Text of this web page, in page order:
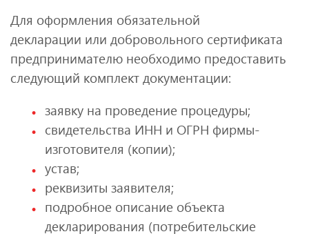
Для оформления обязательной
декларации или добровольного сертификата
предпринимателю необходимо предоставить
следующий комплект документации:
заявку на проведение процедуры;
свидетельства ИНН и ОГРН фирмы-
изготовителя (копии);
устав;
реквизиты заявителя;
подробное описание объекта
декларирования (потребительские